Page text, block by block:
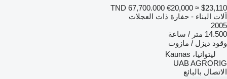
TND 67,700.000 €20,000 ≈ $23,110
آلات البناء - حفارة ذات العجلات
2005
14.500 متر / ساعة
وقود ديزل / مازوت
ليتوانيا، Kaunas
UAB AGRORIG
الاتصال بالبائع